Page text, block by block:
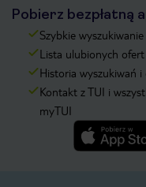
Pobierz bezpłatną
Szybkie
Lista ulubionych
Historia wyszukiwań
Kontakt z TUI i
myTUI